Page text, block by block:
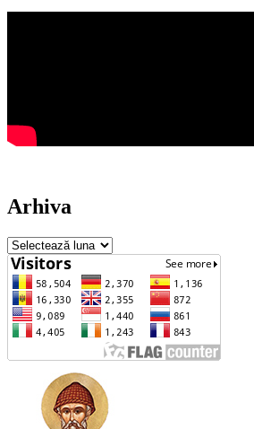
Arhiva
Arhiva